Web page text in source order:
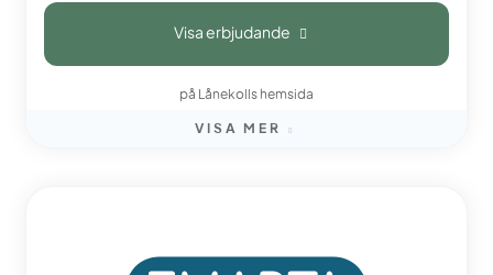
Visa erbjudande
på Lånekolls hemsida
VISA MER